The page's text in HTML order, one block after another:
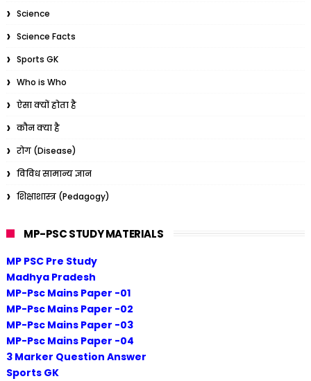
Science
Science Facts
Sports GK
Who is Who
ऐसा क्यों होता है
कौन क्या है
रोग (Disease)
विविध सामान्य ज्ञान
शिक्षाशास्त्र (Pedagogy)
MP-PSC STUDY MATERIALS
MP PSC Pre Study
Madhya Pradesh
MP-Psc Mains Paper -01
MP-Psc Mains Paper -02
MP-Psc Mains Paper -03
MP-Psc Mains Paper -04
3 Marker Question Answer
Sports GK